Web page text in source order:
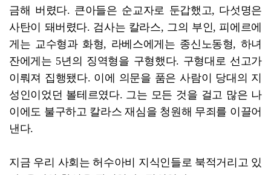
금해 버렸다. 큰아들은 순교자로 둔갑했고, 다섯명은
사탄이 돼버렸다. 검사는 칼라스, 그의 부인, 피에르에
게는 교수형과 화형, 라베스에게는 종신노동형, 하녀
잔에게는 5년의 징역형을 구형했다. 구형대로 선고가
이뤄져 집행됐다. 이에 의문을 품은 사람이 당대의 지
성인이었던 볼테르였다. 그는 모든 것을 걸고 많은 나
이에도 불구하고 칼라스 재심을 청원해 무죄를 이끌어
낸다.
지금 우리 사회는 허수아비 지식인들로 북적거리고 있